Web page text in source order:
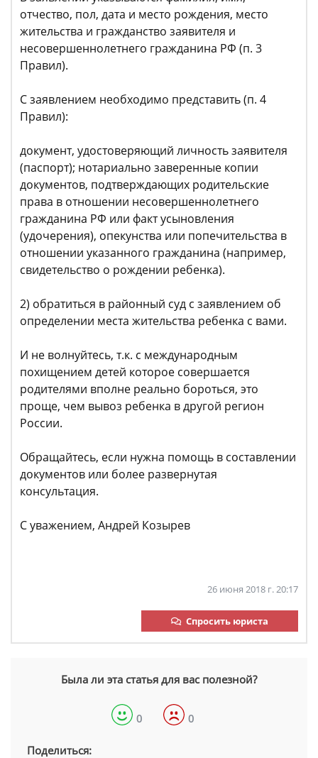
отчество, пол, дата и место рождения, место
жительства и гражданство заявителя и
несовершеннолетнего гражданина РФ (п. 3
Правил).
С заявлением необходимо представить (п. 4
Правил):
документ, удостоверяющий личность заявителя
(паспорт); нотариально заверенные копии
документов, подтверждающих родительские
права в отношении несовершеннолетнего
гражданина РФ или факт усыновления
(удочерения), опекунства или попечительства в
отношении указанного гражданина (например,
свидетельство о рождении ребенка).
2) обратиться в районный суд с заявлением об
определении места жительства ребенка с вами.
И не волнуйтесь, т.к. с международным
похищением детей которое совершается
родителями вполне реально бороться, это
проще, чем вывоз ребенка в другой регион
России.
Обращайтесь, если нужна помощь в составлении
документов или более развернутая
консультация.
С уважением, Андрей Козырев
26 июня 2018 г. 20:17
Спросить юриста
Была ли эта статья для вас полезной?
0 0
Поделиться: